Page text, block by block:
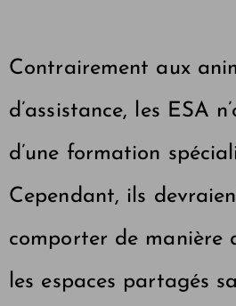
Contrairement aux
d’assistance, les ESA
d’une formation
Cependant, ils
comporter de manière
les espaces partagés